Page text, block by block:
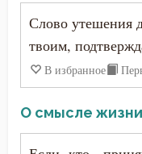
Знание
Идолопоклонство
Икона
Макарий
Максим Грек
Максим
Слово утешения
твоим,
В избранное
О смысле жизни